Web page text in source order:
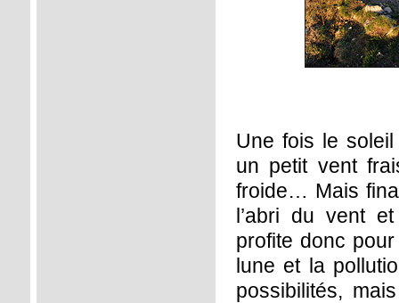
Une fois le
un petit vent
froide… Mais
l’abri du vent
profite donc
lune et la
possibilités,